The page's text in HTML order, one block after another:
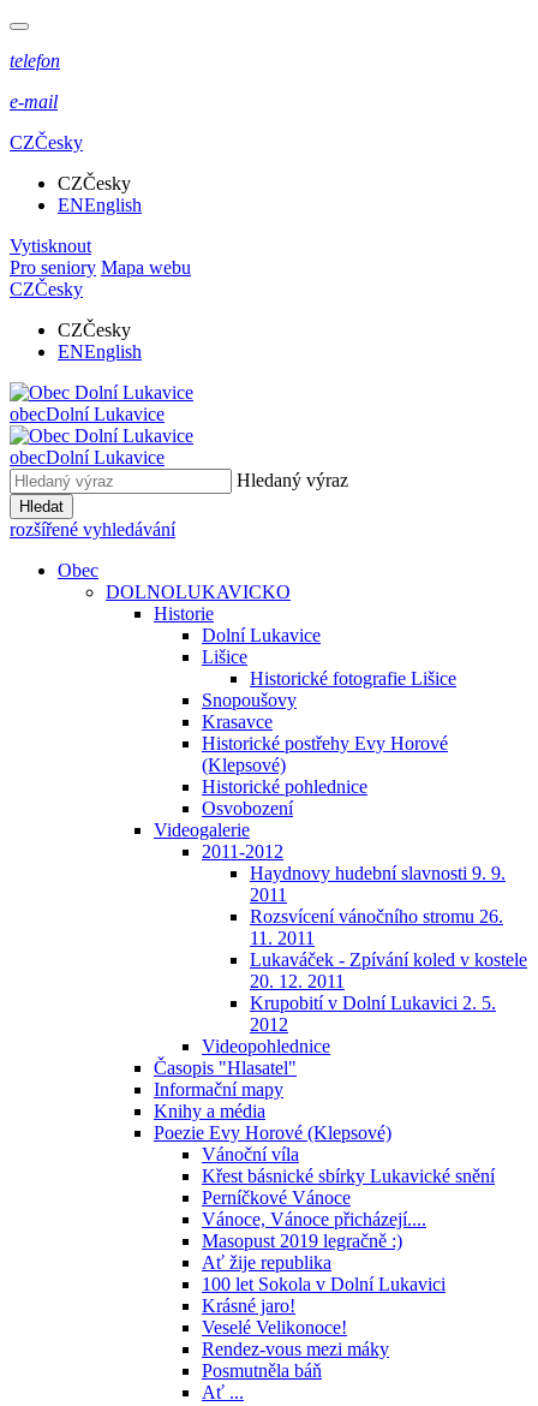
telefon
e-mail
CZČesky
CZČesky
ENEnglish
Vytisknout
Pro seniory Mapa webu
CZČesky
CZČesky
ENEnglish
obecDolní Lukavice
obecDolní Lukavice
Hledaný výraz
Hledat
rozšířené vyhledávání
Obec
DOLNOLUKAVICKO
Historie
Dolní Lukavice
Lišice
Historické fotografie Lišice
Snopoušovy
Krasavce
Historické postřehy Evy Horové
(Klepsové)
Historické pohlednice
Osvobození
Videogalerie
2011-2012
Haydnovy hudební slavnosti 9. 9.
2011
Rozsvícení vánočního stromu 26.
11. 2011
Lukaváček - Zpívání koled v kostele
20. 12. 2011
Krupobití v Dolní Lukavici 2. 5.
2012
Videopohlednice
Časopis "Hlasatel"
Informační mapy
Knihy a média
Poezie Evy Horové (Klepsové)
Vánoční víla
Křest básnické sbírky Lukavické snění
Perníčkové Vánoce
Vánoce, Vánoce přicházejí....
Masopust 2019 legračně :)
Ať žije republika
100 let Sokola v Dolní Lukavici
Krásné jaro!
Veselé Velikonoce!
Rendez-vous mezi máky
Posmutněla báň
Ať ...